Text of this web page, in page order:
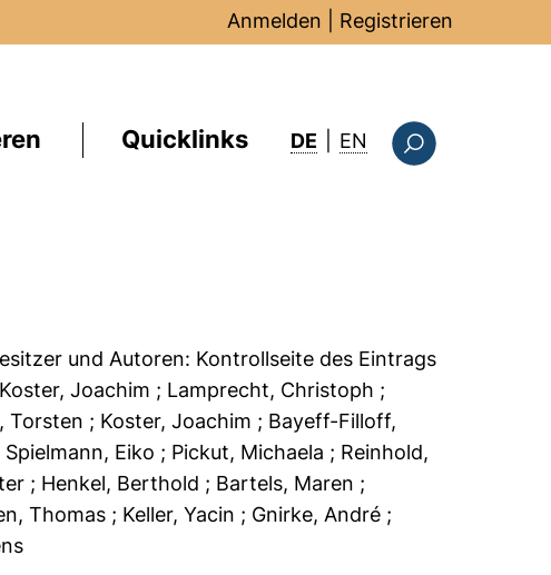
Anmelden Registrieren
Quicklinks DE EN : this page in
und Autoren: Kontrollseite des Eintrags
Joachim ; Lamprecht, Christoph ;
Torsten ; Koster, Joachim ; Bayeff-Filloff,
Spielmann, Eiko ; Pickut, Michaela ; Reinhold,
; Henkel, Berthold ; Bartels, Maren ;
Thomas ; Keller, Yacin ; Gnirke, André ;